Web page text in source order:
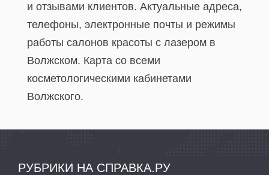
и отзывами клиентов. Актуальные адреса,
телефоны, электронные почты и режимы
работы салонов красоты с лазером в
Волжском. Карта со всеми
косметологическими кабинетами
Волжского.
РУБРИКИ НА СПРАВКА.РУ